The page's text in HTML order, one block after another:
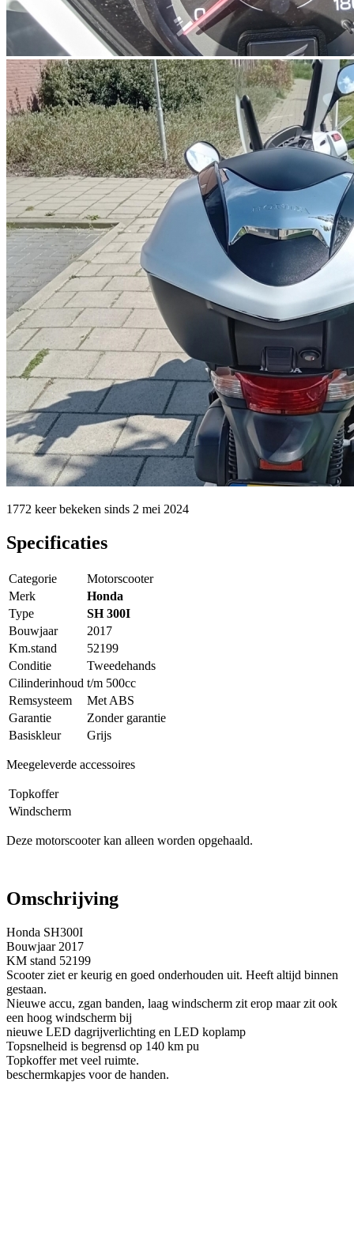
1772 keerbekeken sinds 2 mei 2024
Specificaties
Categorie
Motorscooter
Merk
Honda
Type
SH 300I
Bouwjaar
2017
Km.stand
52199
Conditie
Tweedehands
Cilinderinhoud t/m 500cc
Remsysteem
Met ABS
Garantie
Zonder garantie
Basiskleur
Grijs
Meegeleverde accessoires
Topkoffer
Windscherm
Deze motorscooter kan alleen worden opgehaald.
Omschrijving
Honda SH300I
Bouwjaar 2017
KM stand 52199
Scooter ziet er keurig en goed onderhouden uit. Heeft altijd binnen
gestaan.
Nieuwe accu, zgan banden, laag windscherm zit erop maar zit ook
een hoog windscherm bij
nieuwe LED dagrijverlichting en LED koplamp
Topsnelheid is begrensd op 140 km pu
Topkoffer met veel ruimte.
beschermkapjes voor de handen.